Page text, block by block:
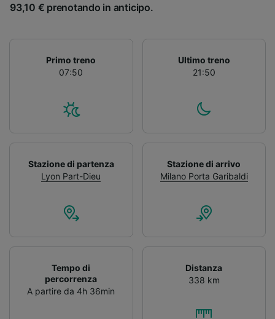
93,10 € prenotando in anticipo.
Primo treno
07:50
Ultimo treno
21:50
Stazione di partenza
Lyon Part-Dieu
Stazione di arrivo
Milano Porta Garibaldi
Tempo di
percorrenza
A partire da 4h 36min
Distanza
338 km